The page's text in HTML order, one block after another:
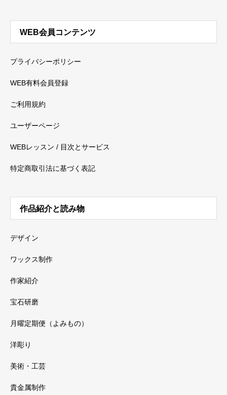
WEB会員コンテンツ
プライバシーポリシー
WEB有料会員登録
ご利用規約
ユーザーページ
WEBレッスン / 目次とサービス
特定商取引法に基づく表記
作品紹介と読み物
デザイン
ワックス制作
作家紹介
宝石研磨
月曜定期便（よみもの）
洋彫り
美術・工芸
貴金属制作